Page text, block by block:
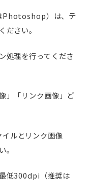
）は、テ
ださい。
処理を行ってくださ
」「リンク画像」ど
ルとリンク画像
。
低300dpi（推奨は